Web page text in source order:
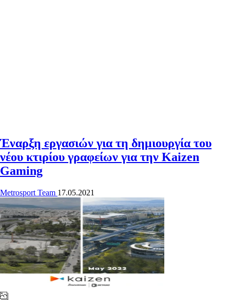
Έναρξη εργασιών για τη δημιουργία του
νέου κτιρίου γραφείων για την Kaizen
Gaming
Metrosport Team 17.05.2021